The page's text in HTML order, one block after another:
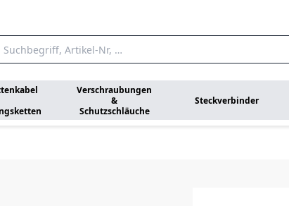
Verschraubungen
&
Schutzschläuche
Steckverbinder